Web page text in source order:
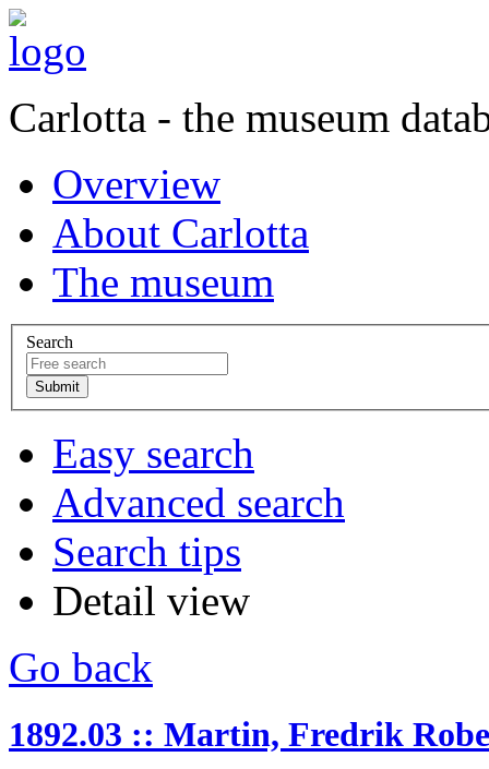
Carlotta - the museum
Overview
About Carlotta
The museum
Search
Easy search
Advanced search
Search tips
Detail view
Go back
1892.03 :: Martin, Fredrik